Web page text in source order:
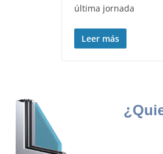
última jornada
Leer más